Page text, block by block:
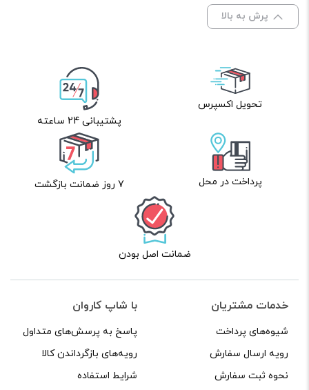
پرش به بالا
تحویل اکسپرس
پشتیبانی 24 ساعته
پرداخت در محل 7 روز ضمانت بازگشت
ضمانت اصل بودن
خدمات مشتریان
شیوه‌های پرداخت
رویه ارسال سفارش
نحوه ثبت سفارش
با شاپ کاروان
پاسخ به پرسش‌های متداول
رویه‌های بازگرداندن کالا
شرایط استفاده